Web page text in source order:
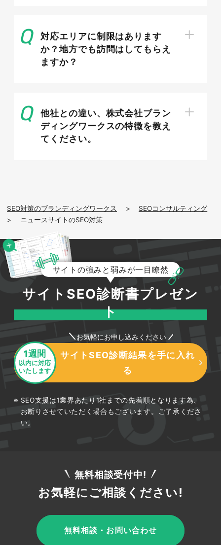
との相性がよく、ニュースサイトにとって無視で
きない流入源です。ただし表示の基準は明確化さ
れておらず、流入が安定しにくい点には注意が必
Googleニュースに掲載・上位表示させ
として認識され、ニュースとして適切に扱われる
状態を整える必要があります。ここでは掲載に向
けた登録や運用、サイトマップの設置など、具体
的な対応手順を解説します。
Publisher Centerの登録と運用ポイン
Googleニュースにおけるサイトのプレゼンスは
Publisher Centerで管理します。現在は要件を満
Publisher Centerを使えば発行元情報やロゴ、セ
登録後も継続的に情報を最新化することが望まし
い運用です。
対応エリアに制限はあります
か？地方でも訪問はしてもらえ
ますか？
他社との違い、株式会社ブラン
ディングワークスの特徴を教え
てください。
SEO対策のブランディングワークス >
SEOコンサルティング
>
ニュースサイトのSEO対策
サイトの強みと弱みが一目瞭然
サイトSEO診断書プレゼン
ト
お気軽にお申し込みください
1週間
以内に対応
いたします
サイトSEO診断結果を手に入れ
る
SEO支援は1業界あたり1社までの先着順となります為、
お断りさせていただく場合もございます。ご了承くださ
い。
無料相談受付中!
お気軽にご相談ください!
無料相談・お問い合わせ